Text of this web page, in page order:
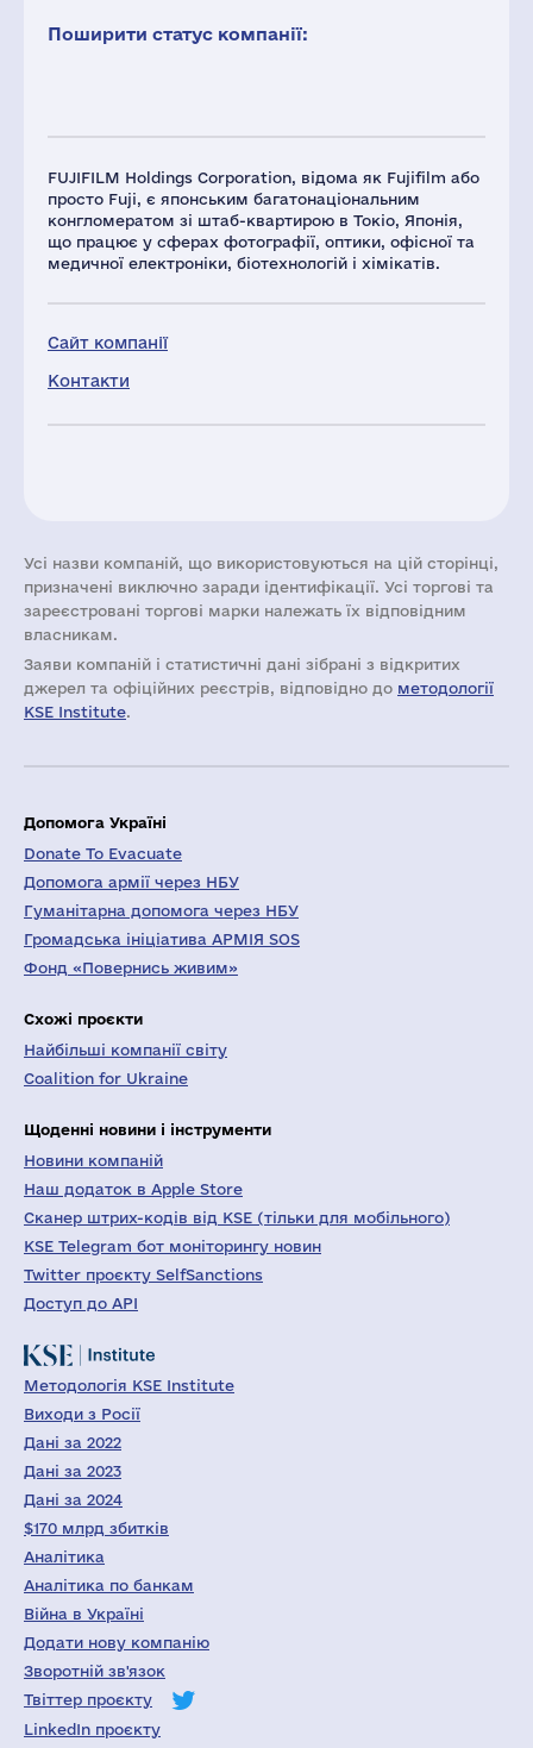
FUJIFILM Holdings Corporation, відома як Fujifilm або
просто Fuji, є японським багатонаціональним
конгломератом зі штаб-квартирою в Токіо, Японія,
що працює у сферах фотографії, оптики, офісної та
медичної електроніки, біотехнологій і хімікатів.
Сайт компанії
Контакти
Поширити статус компанії:
Усі назви компаній, що використовуються на цій сторінці,
призначені виключно заради ідентифікації. Усі торгові та
зареєстровані торгові марки належать їх відповідним
власникам.
Заяви компаній i статистичні дані зібрані з відкритих
джерел та офіційних реєстрів, відповідно до методології
KSE Institute.
Допомога Україні
Donate To Evacuate
Допомога армії через НБУ
Гуманітарна допомога через НБУ
Громадська ініціатива АРМІЯ SOS
Фонд «Повернись живим»
Схожі проєкти
Найбільші компанії світу
Coalition for Ukraine
Щоденні новини і інструменти
Новини компаній
Наш додаток в Apple Store
Сканер штрих-кодів від KSE (тільки для мобільного)
KSE Telegram бот моніторингу новин
Twitter проєкту SelfSanctions
Доступ до API
Методологія KSE Institute
Виходи з Росії
Дані за 2022
Дані за 2023
Дані за 2024
$170 млрд збитків
Аналітика
Аналітика по банкам
Війна в Україні
Додати нову компанію
Зворотній зв'язок
Твіттер проєкту
LinkedIn проєкту